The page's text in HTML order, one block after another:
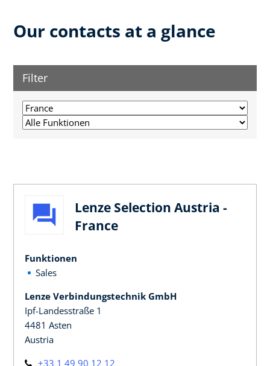
Our contacts at a glance
Filter
Lenze Selection Austria -
France
Funktionen
Sales
Lenze Verbindungstechnik GmbH
Ipf-Landesstraße 1
4481 Asten
Austria
+33 1 49 90 12 12